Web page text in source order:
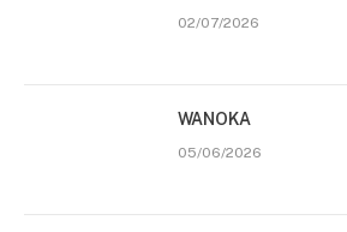
02/07/2026
WANOKA
05/06/2026